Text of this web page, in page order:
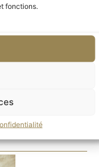
fonctions.
d’Orsay, Dist.